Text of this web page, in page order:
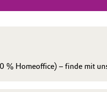
% Homeoffice) – finde mit